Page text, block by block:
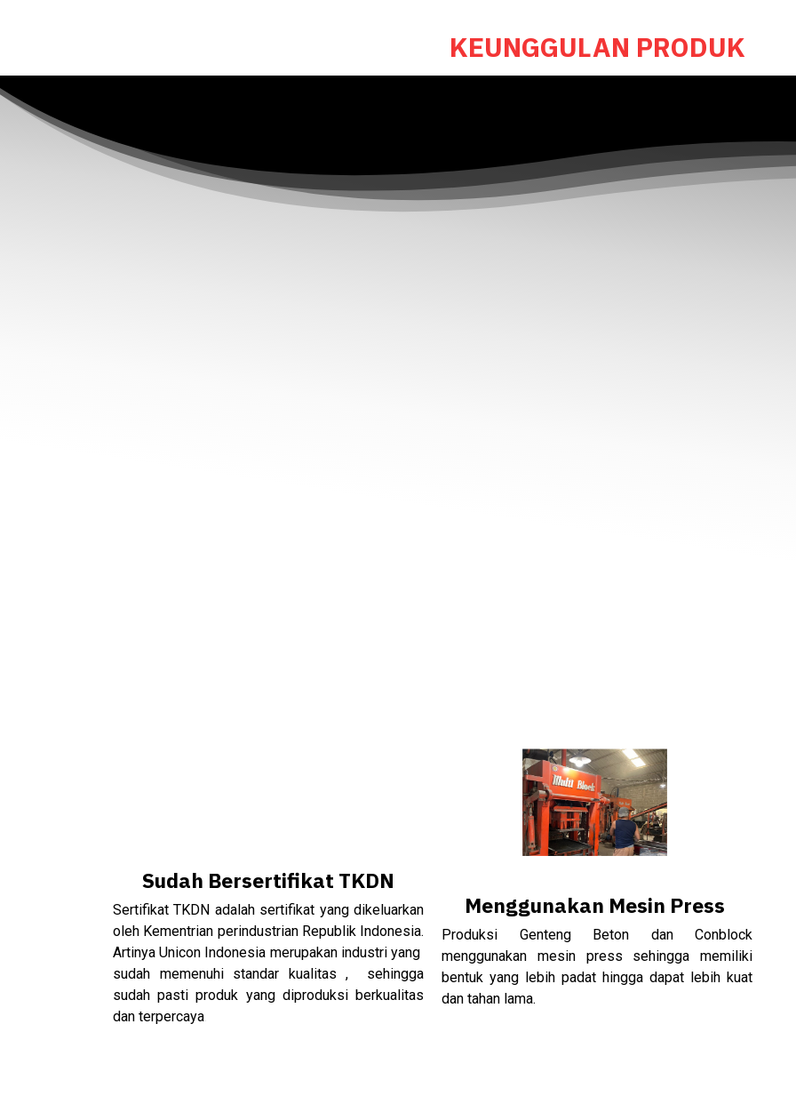
KEUNGGULAN PRODUK
Sudah Bersertifikat TKDN
Sertifikat TKDN adalah sertifikat yang dikeluarkan
oleh Kementrian perindustrian Republik Indonesia.
Artinya Unicon Indonesia merupakan industri yang
sudah memenuhi standar kualitas , sehingga
sudah pasti produk yang diproduksi berkualitas
dan terpercaya
Menggunakan Mesin Press
Produksi Genteng Beton dan Conblock
menggunakan mesin press sehingga memiliki
bentuk yang lebih padat hingga dapat lebih kuat
dan tahan lama.